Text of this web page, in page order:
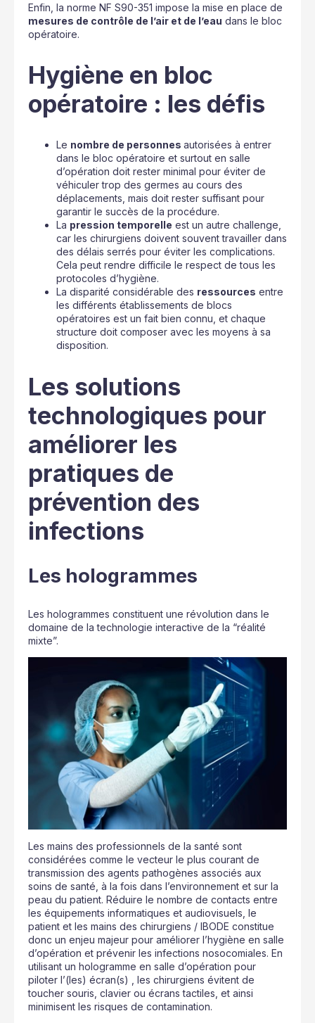
Enfin, la norme NF S90-351 impose la mise en place de
mesures de contrôle de l’air et de l’eau dans le bloc
opératoire.
Hygiène en bloc
opératoire : les défis
Le nombre de personnes autorisées à entrer
dans le bloc opératoire et surtout en salle
d’opération doit rester minimal pour éviter de
véhiculer trop des germes au cours des
déplacements, mais doit rester suffisant pour
garantir le succès de la procédure.
La pression temporelle est un autre challenge,
car les chirurgiens doivent souvent travailler dans
des délais serrés pour éviter les complications.
Cela peut rendre difficile le respect de tous les
protocoles d’hygiène.
La disparité considérable des ressources entre
les différents établissements de blocs
opératoires est un fait bien connu, et chaque
structure doit composer avec les moyens à sa
disposition.
Les solutions
technologiques pour
améliorer les
pratiques de
prévention des
infections
Les hologrammes
Les hologrammes constituent une révolution dans le
domaine de la technologie interactive de la “réalité
mixte”.
Les mains des professionnels de la santé sont
considérées comme le vecteur le plus courant de
transmission des agents pathogènes associés aux
soins de santé, à la fois dans l’environnement et sur la
peau du patient. Réduire le nombre de contacts entre
les équipements informatiques et audiovisuels, le
patient et les mains des chirurgiens / IBODE constitue
donc un enjeu majeur pour améliorer l’hygiène en salle
d’opération et prévenir les infections nosocomiales. En
utilisant un hologramme en salle d’opération pour
piloter l’(les) écran(s) , les chirurgiens évitent de
toucher souris, clavier ou écrans tactiles, et ainsi
minimisent les risques de contamination.